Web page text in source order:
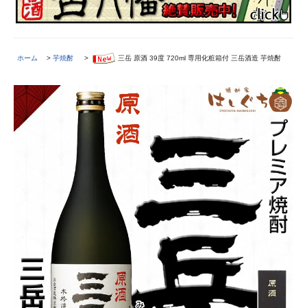
ホーム > 芋焼酎 > 三岳 原酒 39度 720ml 専用化粧箱付 三岳酒造 芋焼酎